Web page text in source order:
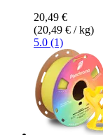
20,49 €
(20,49 € / kg)
5.0 (1)